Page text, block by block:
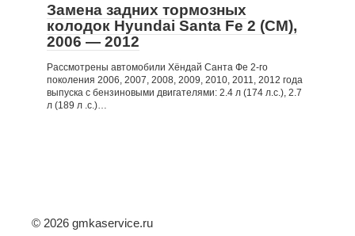
Замена задних тормозных
колодок Hyundai Santa Fe 2 (CM),
2006 — 2012
Рассмотрены автомобили Хёндай Санта Фе 2-го
поколения 2006, 2007, 2008, 2009, 2010, 2011, 2012 года
выпуска с бензиновыми двигателями: 2.4 л (174 л.с.), 2.7
л (189 л .с.)…
© 2026 gmkaservice.ru